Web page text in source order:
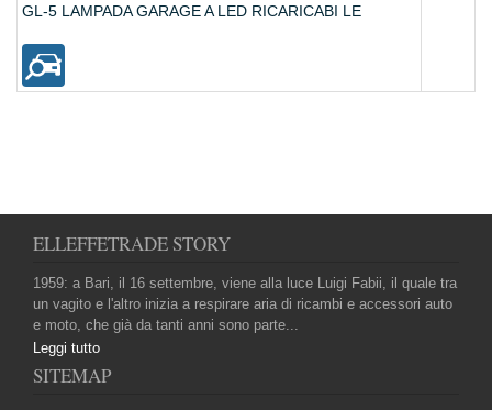
GL-5 LAMPADA GARAGE A LED RICARICABI LE
ELLEFFETRADE STORY
1959: a Bari, il 16 settembre, viene alla luce Luigi Fabii, il quale tra
un vagito e l'altro inizia a respirare aria di ricambi e accessori auto
e moto, che già da tanti anni sono parte...
Leggi tutto
SITEMAP